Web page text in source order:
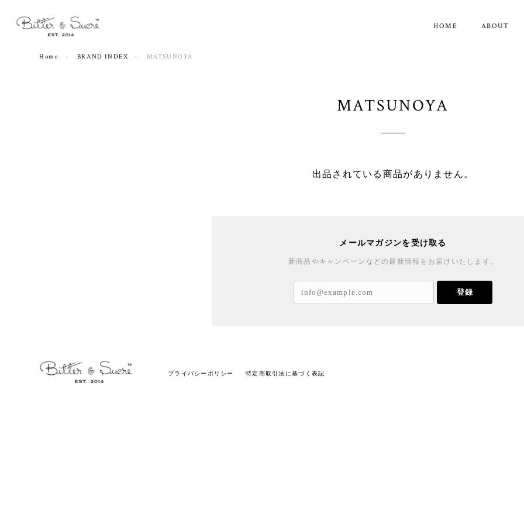
HOME ABOUT
Home BRAND INDEX MATSUNOYA
MATSUNOYA
出品されている商品がありません。
メールマガジンを受け取る
新商品やキャンペーンなどの最新情報をお届けいたします。
登録
プライバシーポリシー 特定商取引法に基づく表記